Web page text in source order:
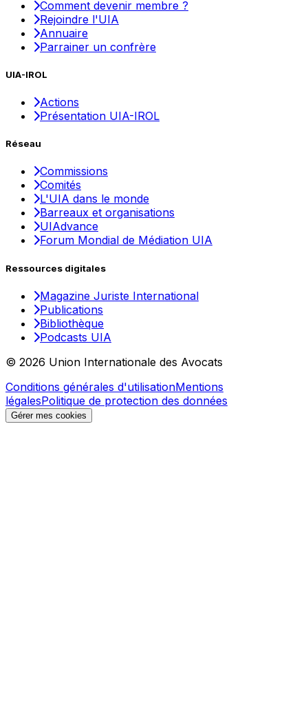
Comment devenir membre ?
Rejoindre l'UIA
Annuaire
Parrainer un confrère
UIA-IROL
Actions
Présentation UIA-IROL
Réseau
Commissions
Comités
L'UIA dans le monde
Barreaux et organisations
UIAdvance
Forum Mondial de Médiation UIA
Ressources digitales
Magazine Juriste International
Publications
Bibliothèque
Podcasts UIA
© 2026 Union Internationale des Avocats
Conditions générales d'utilisationMentions
légalesPolitique de protection des données
Gérer mes cookies